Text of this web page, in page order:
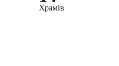
Храмів